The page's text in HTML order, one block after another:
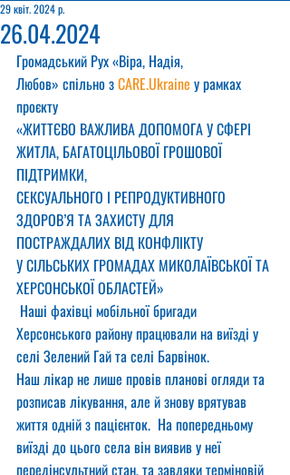
26.04.2024
29 квіт. 2024 р.
Громадський Рух «Віра, Надія,
Любов» спільно з CARE.Ukraine у рамках
проєкту
«ЖИТТЄВО ВАЖЛИВА ДОПОМОГА У СФЕРІ
ЖИТЛА, БАГАТОЦІЛЬОВОЇ ГРОШОВОЇ
ПІДТРИМКИ,
СЕКСУАЛЬНОГО І РЕПРОДУКТИВНОГО
ЗДОРОВ’Я ТА ЗАХИСТУ ДЛЯ
ПОСТРАЖДАЛИХ ВІД КОНФЛІКТУ
У СІЛЬСЬКИХ ГРОМАДАХ МИКОЛАЇВСЬКОЇ ТА
ХЕРСОНСЬКОЇ ОБЛАСТЕЙ»
Наші фахівці мобільної бригади
Херсонського району працювали на виїзді у
селі Зелений Гай та селі Барвінок.
Наш лікар не лише провів планові огляди та
розписав лікування, але й знову врятував
життя одній з пацієнток.  На попередньому
виїзді до цього села він виявив у неї
передінсультний стан, та завдяки терміновій